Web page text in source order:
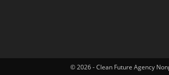
© 2026 - Clean Future Agency